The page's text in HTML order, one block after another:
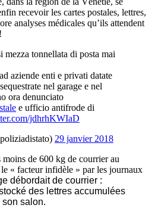
recevoir les cartes postales, lettres,
analyses médicales qu’ils attendent
mezza tonnellata di posta mai
aziende enti e privati datate
nel garage e nel
ora denunciato
e ufficio antifrode di
jdhrhKWIaD
29 janvier 2018
de 600 kg de courrier au
« facteur infidèle » par les journaux
débordaitde courrier :
des lettres accumulées
salon.